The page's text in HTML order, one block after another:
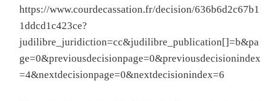
https://www.courdecassation.fr/decision/636b6d2c67b1
1ddcd1c423ce?
judilibre_juridiction=cc&judilibre_publication[]=b&pa
ge=0&previousdecisionpage=0&previousdecisionindex
=4&nextdecisionpage=0&nextdecisionindex=6